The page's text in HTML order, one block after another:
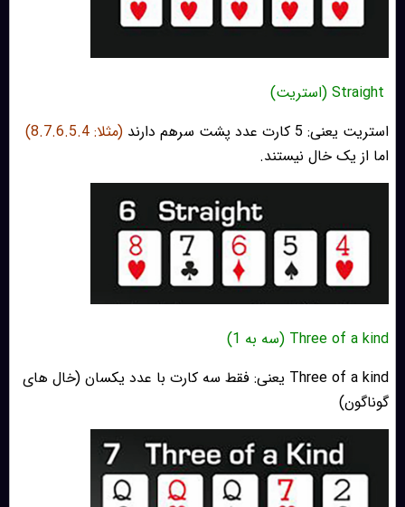
استریت یعنی: 5 کارت عدد پشت سرهم دارند
(مثلا: 8.7.6.5.4)
اما از یک خال نیستند.
Three of a kind (سه به 1)
Three of a kind یعنی: فقط سه کارت با عدد یکسان (خال های
گوناگون)